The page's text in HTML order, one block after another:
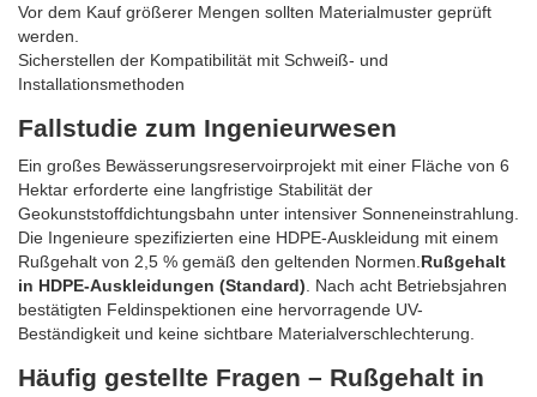
Vor dem Kauf größerer Mengen sollten Materialmuster geprüft
werden.
Sicherstellen der Kompatibilität mit Schweiß- und
Installationsmethoden
Fallstudie zum Ingenieurwesen
Ein großes Bewässerungsreservoirprojekt mit einer Fläche von 6
Hektar erforderte eine langfristige Stabilität der
Geokunststoffdichtungsbahn unter intensiver Sonneneinstrahlung.
Die Ingenieure spezifizierten eine HDPE-Auskleidung mit einem
Rußgehalt von 2,5 % gemäß den geltenden Normen. Rußgehalt
in HDPE-Auskleidungen (Standard) . Nach acht Betriebsjahren
bestätigten Feldinspektionen eine hervorragende UV-
Beständigkeit und keine sichtbare Materialverschlechterung.
Häufig gestellte Fragen – Rußgehalt in